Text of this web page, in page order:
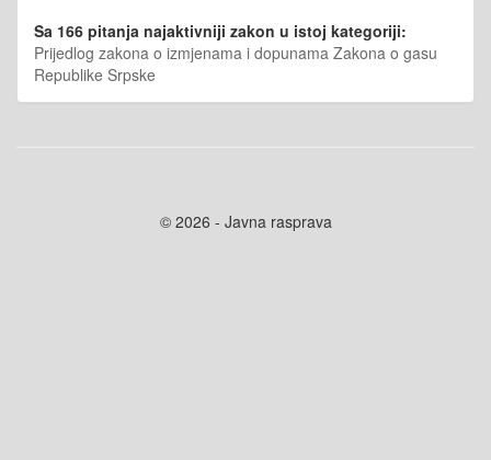
Sa 166 pitanja najaktivniji zakon u istoj kategoriji:
Prijedlog zakona o izmjenama i dopunama Zakona o gasu
Republike Srpske
© 2026 - Javna rasprava